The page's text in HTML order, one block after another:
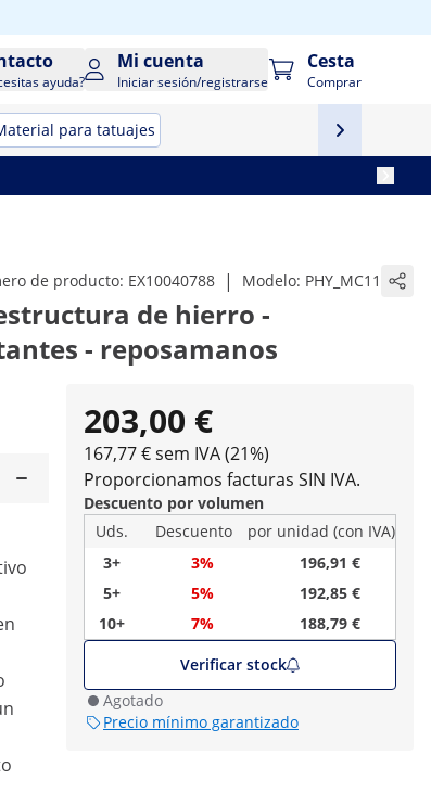
ayuda?
Mi cuenta
Iniciar sesión/registrarse
Cesta
Comprar
para tatuajes
de producto: EX10040788 | Modelo: PHY_MC11
de hierro -
- reposamanos
203,00 €
167,77 € sem IVA (21%)
Proporcionamos facturas SIN IVA.
Descuento por volumen
Uds.
Descuento
por unidad (con IVA)
3+
3%
196,91 €
5+
5%
192,85 €
10+
7%
188,79 €
Verificar stock
Agotado
Precio mínimo garantizado